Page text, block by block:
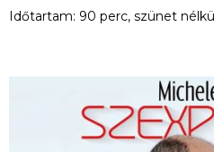
Időtartam: 90 perc, szünet